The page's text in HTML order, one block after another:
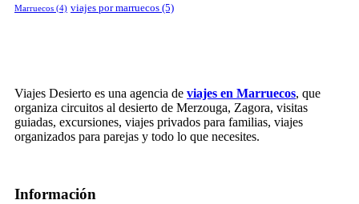
Marruecos (4) viajes por marruecos (5)
Viajes Desierto es una agencia de viajes en Marruecos, que
organiza circuitos al desierto de Merzouga, Zagora, visitas
guiadas, excursiones, viajes privados para familias, viajes
organizados para parejas y todo lo que necesites.
Información